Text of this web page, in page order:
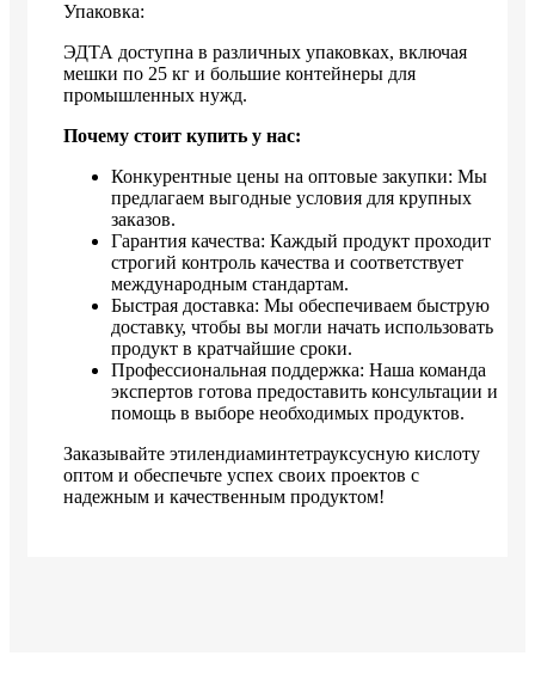
Упаковка:
ЭДТА доступна в различных упаковках, включая
мешки по 25 кг и большие контейнеры для
промышленных нужд.
Почему стоит купить у нас:
Конкурентные цены на оптовые закупки: Мы
предлагаем выгодные условия для крупных
заказов.
Гарантия качества: Каждый продукт проходит
строгий контроль качества и соответствует
международным стандартам.
Быстрая доставка: Мы обеспечиваем быструю
доставку, чтобы вы могли начать использовать
продукт в кратчайшие сроки.
Профессиональная поддержка: Наша команда
экспертов готова предоставить консультации и
помощь в выборе необходимых продуктов.
Заказывайте этилендиаминтетрауксусную кислоту
оптом и обеспечьте успех своих проектов с
надежным и качественным продуктом!